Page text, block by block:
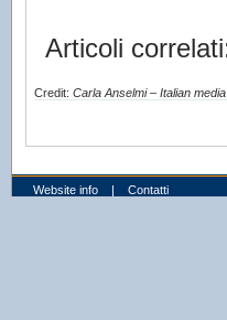
Articoli
Credit: Carla Anselmi – Italian
Website info | Contatti